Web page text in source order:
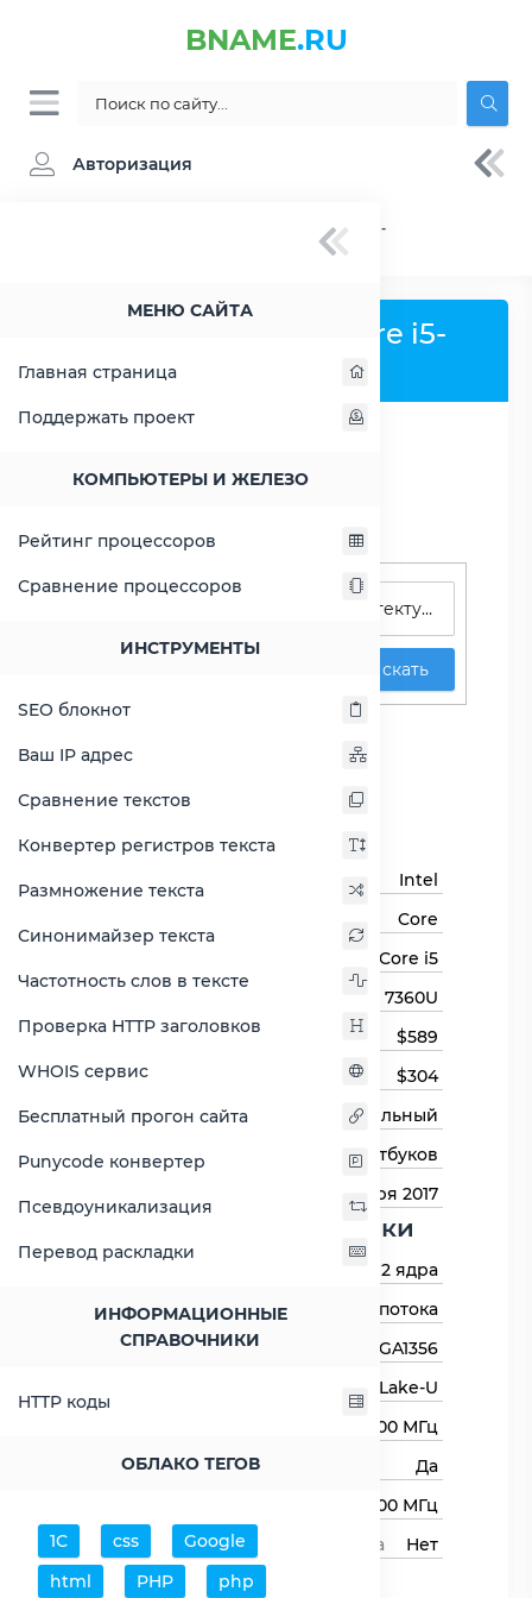
BNAME.RU
Авторизация
МЕНЮ САЙТА
Главная страница
Поддержать проект
КОМПЬЮТЕРЫ И ЖЕЛЕЗО
Рейтинг процессоров
Сравнение процессоров
ИНСТРУМЕНТЫ
SEO блокнот
Ваш IP адрес
Сравнение текстов
Конвертер регистров текста
Размножение текста
Синонимайзер текста
Частотность слов в тексте
Проверка HTTP заголовков
WHOIS сервис
Бесплатный прогон сайта
Punycode конвертер
Псевдоуникализация
Перевод раскладки
ИНФОРМАЦИОННЫЕ
СПРАВОЧНИКИ
HTTP коды
ОБЛАКО ТЕГОВ
1С css
Google
html
PHP
php
» Процессор Intel Core i5-7360U -
Процессор Intel Core i5-
Искать
Core i5-7360U
Основная информация
Intel
Core
Core i5
7360U
Цена
$589
Цена на момент выхода
$304
Тип процессора
Мобильный
Назначение
Для ноутбуков
3 января 2017
Основные харктеристики
2 ядра
Количество потоков
4 потока
Сокет (разъём)
BGA1356
Kaby Lake-U
2300 МГц
Авторазгон
Да
3600 МГц
Свободный множитель процессора
Нет
Процессор